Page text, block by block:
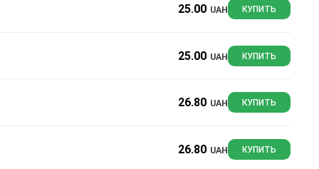
25.00 UAH КУПИТЬ
25.00 UAH КУПИТЬ
26.80 UAH КУПИТЬ
26.80 UAH КУПИТЬ